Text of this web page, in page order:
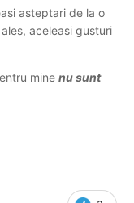
și după...
de mine în ro
mentala
asteptari de la o
aceleasi gusturi
mine nu sunt